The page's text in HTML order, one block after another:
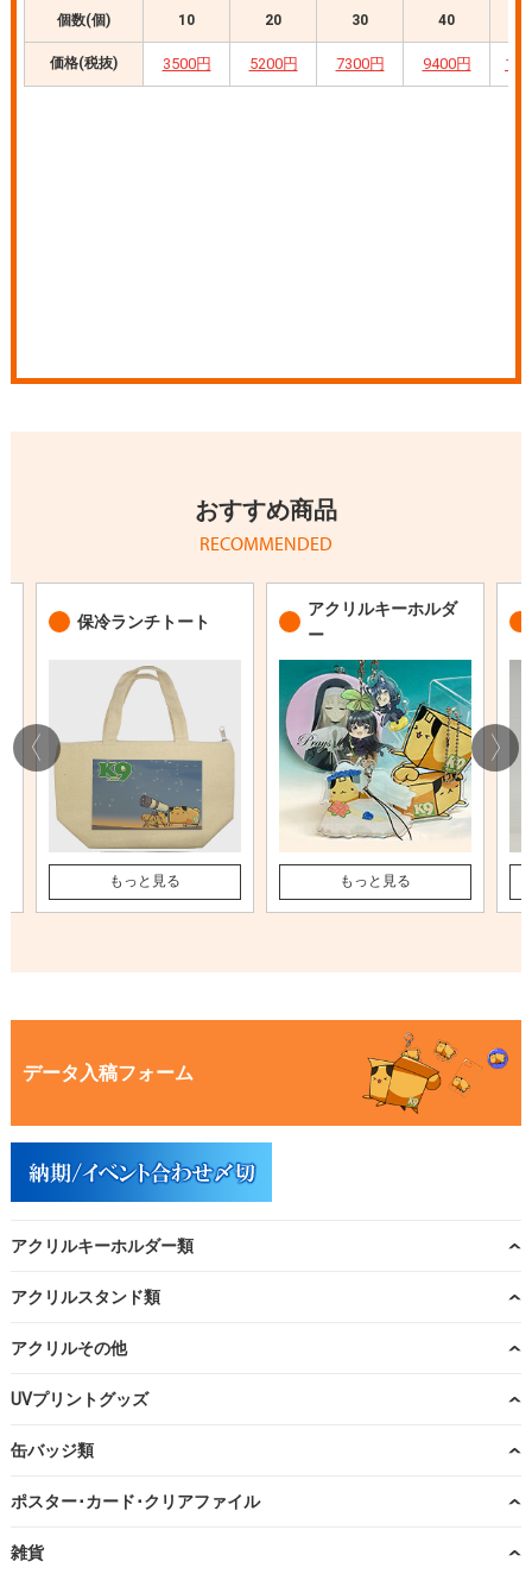
おすすめ商品
RECOMMENDED
保冷ランチトート
もっと見る
アクリルキーホルダ
ー
もっと見る
データ入稿フォーム
アクリルキーホルダー類
アクリルスタンド類
アクリルその他
UVプリントグッズ
缶バッジ類
ポスター･カード･クリアファイル
雑貨